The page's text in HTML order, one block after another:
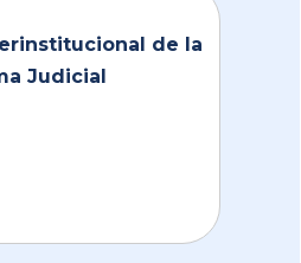
de la
Judicial